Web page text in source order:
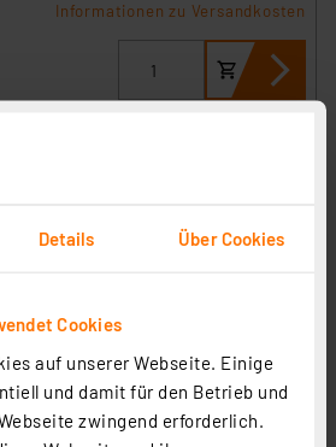
Details Über Cookies
Cookies
auf unserer Webseite. Einige
und damit für den Betrieb und
zwingend erforderlich.
Informationen zu Versandkosten
Home Set Glasthermostat mit Co2-